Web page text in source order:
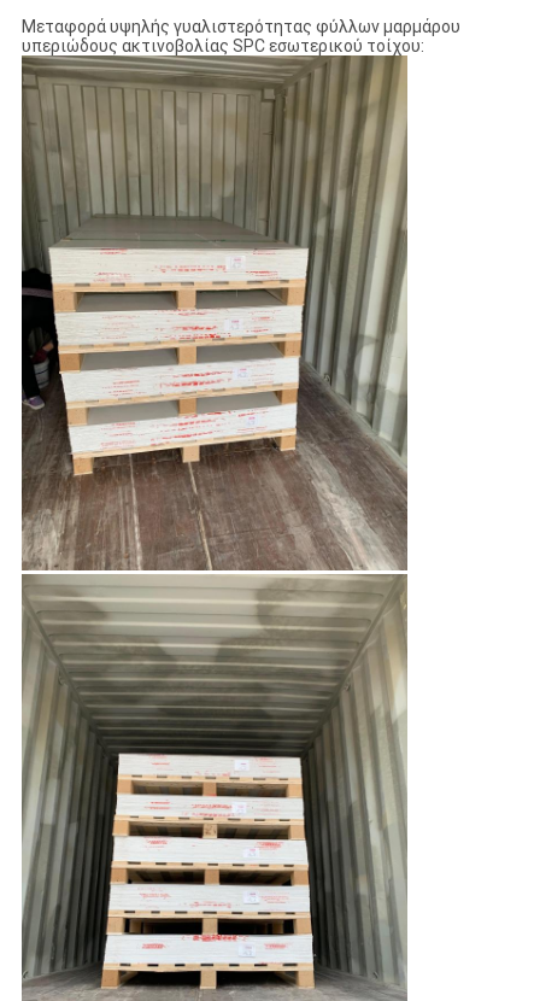
Μεταφορά υψηλής γυαλιστερότητας φύλλων μαρμάρου
υπεριώδους ακτινοβολίας SPC εσωτερικού τοίχου: